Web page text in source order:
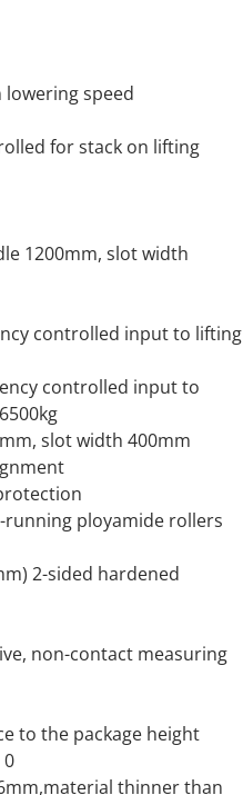
speed
for stack on lifting
1200mm, slot width
controlled input to lifting
controlled input to
slot width 400mm
running ployamide rollers
2-sided hardened
non-contact measuring
to the package height
thinner than